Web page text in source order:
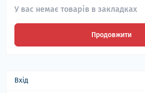
У вас немає товарів в закладках
Продовжити
Вхід